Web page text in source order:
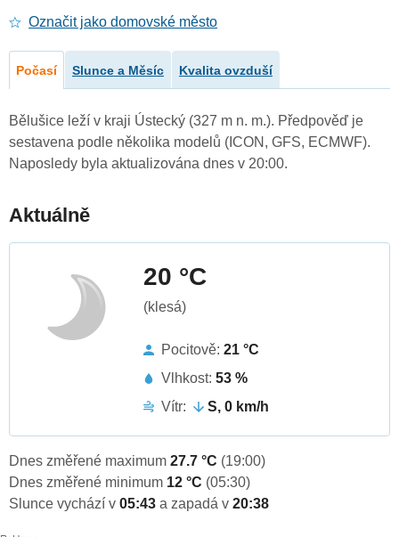
Označit jako domovské město
Počasí Slunce a Měsíc Kvalita ovzduší
Bělušice leží v kraji Ústecký (327 m n. m.). Předpověď je
sestavena podle několika modelů (ICON, GFS, ECMWF).
Naposledy byla aktualizována dnes v 20:00.
Aktuálně
20 °C
(klesá)
Pocitově: 21 °C
Vlhkost: 53 %
Vítr:
S, 0 km/h
Dnes změřené maximum 27.7 °C (19:00)
Dnes změřené minimum 12 °C (05:30)
Slunce vychází v 05:43 a zapadá v 20:38